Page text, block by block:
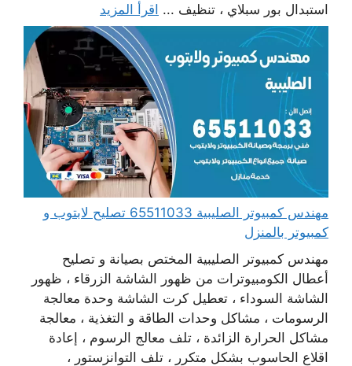
استبدال بور سبلاي ، تنظيف ... اقرأ المزيد
مهندس كمبيوتر الصليبية 65511033 تصليح لابتوب و
كمبيوتر بالمنزل
مهندس كمبيوتر الصليبية المختص بصيانة و تصليح
أعطال الكومبيوترات من ظهور الشاشة الزرقاء ، ظهور
الشاشة السوداء ، تعطيل كرت الشاشة وحدة معالجة
الرسومات ، مشاكل وحدات الطاقة و التغذية ، معالجة
مشاكل الحرارة الزائدة ، تلف معالج الرسوم ، إعادة
اقلاع الحاسوب بشكل متكرر ، تلف التوانزستور ،